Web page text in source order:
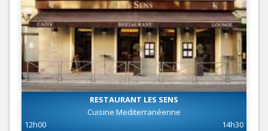
RESTAURANT LES SENS
Cuisine Mediterranéenne
12h00
14h30